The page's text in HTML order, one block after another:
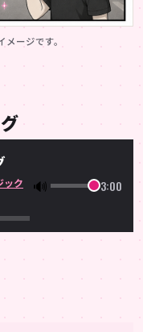
ージです。
ック
🔊 3:00